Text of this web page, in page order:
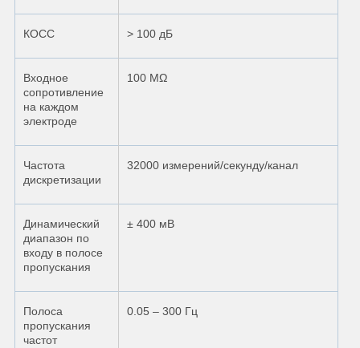
КОСС > 100 дБ
Входное
сопротивление
на каждом
электроде
100 MΩ
Частота
дискретизации
32000 измерений/секунду/канал
Динамический
диапазон по
входу в полосе
пропускания
± 400 мВ
Полоса
пропускания
частот
0.05 – 300 Гц